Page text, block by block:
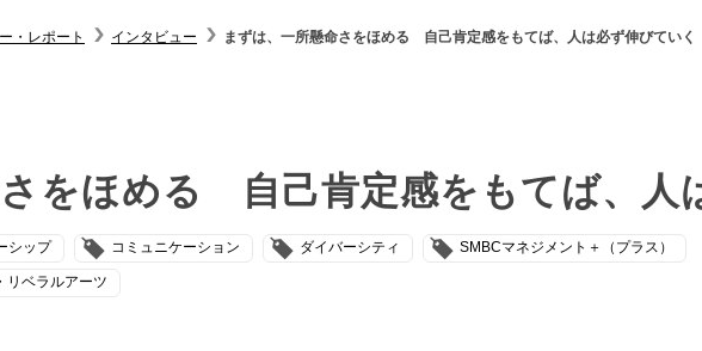
・レポート インタビュー まずは、一所懸命さをほめる 自己肯定感をもてば、人は必ず伸びていく
をほめる 自己肯定感をもてば、人
シップ コミュニケーション ダイバーシティ SMBCマネジメント＋（プラス）
リベラルアーツ